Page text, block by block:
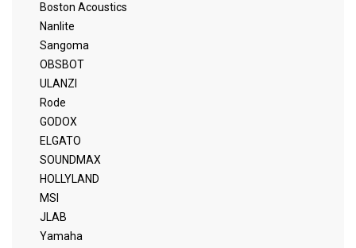
Boston Acoustics
Nanlite
Sangoma
OBSBOT
ULANZI
Rode
GODOX
ELGATO
SOUNDMAX
HOLLYLAND
MSI
JLAB
Yamaha